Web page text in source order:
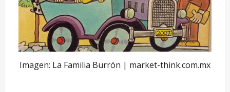
Imagen: La Familia Burrón | market-think.com.mx